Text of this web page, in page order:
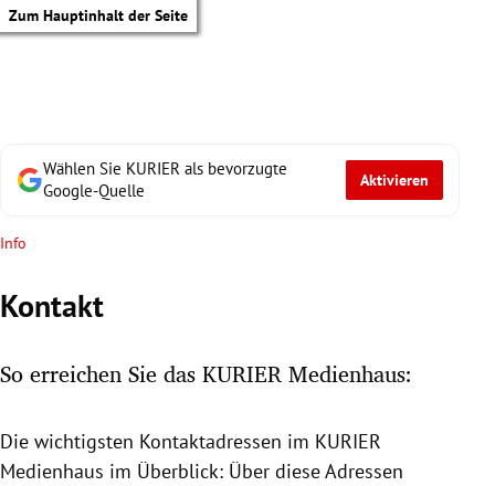
Zum Hauptinhalt der Seite
Untermenü
Wählen Sie KURIER als bevorzugte
Google-Quelle
Aktivieren
Info
Kontakt
So erreichen Sie das KURIER Medienhaus:
Die wichtigsten Kontaktadressen im KURIER
Medienhaus im Überblick: Über diese Adressen